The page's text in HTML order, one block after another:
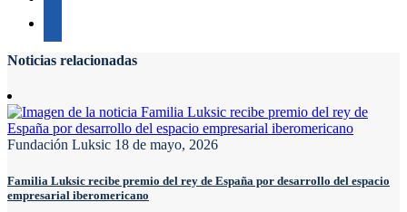
Noticias relacionadas
Fundación Luksic 18 de mayo, 2026
Familia Luksic recibe premio del rey de España por desarrollo del espacio
empresarial iberomericano